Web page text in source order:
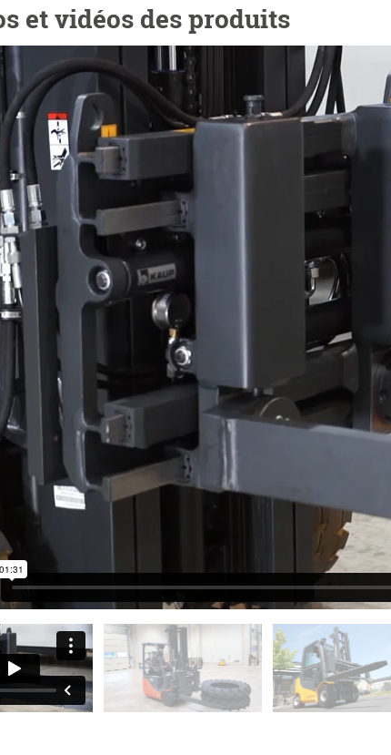
et vidéos des produits